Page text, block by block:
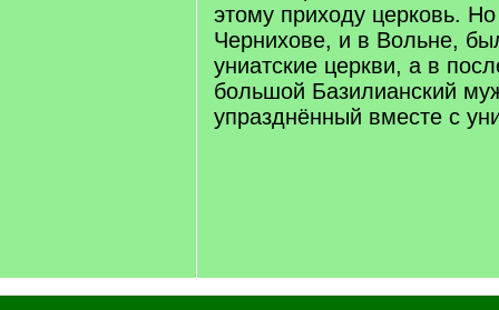
этому приходу церковь.
Чернихове, и в Вольне,
униатские церкви, а в
большой Базилианский
упразднённый вместе с